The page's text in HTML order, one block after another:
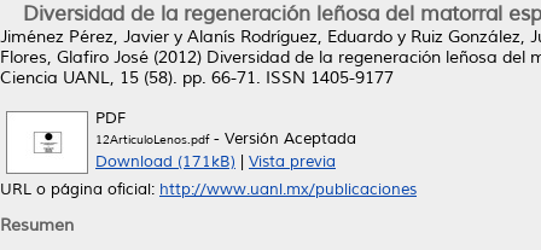
Diversidad de la regeneración leñosa del matorral
Jiménez Pérez, Javier y Alanís Rodríguez, Eduardo y Ruiz González,
Flores, Glafiro José (2012) Diversidad de la regeneración leñosa del
Ciencia UANL, 15 (58). pp. 66-71. ISSN 1405-9177
PDF
12ArticuloLenos.pdf- Versión Aceptada
Download (171kB)
Vista previa
URL o página oficial: http://www.uanl.mx/publicaciones
Resumen